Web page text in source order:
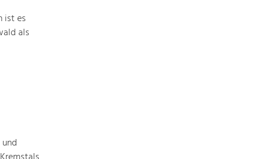
ist es
als